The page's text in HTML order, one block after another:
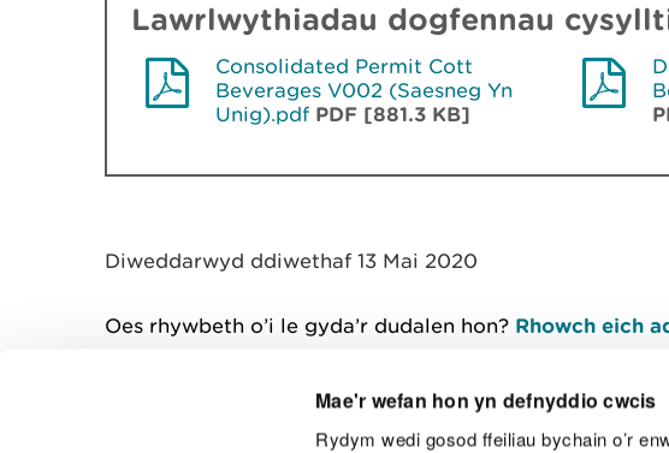
Mae'r wefan hon yn defnyddio cwcis
Rydym wedi gosod ffeiliau bychain o’r
Lawrlwythiadau dogfennau
Consolidated Permit Cott
Beverages V002 (Saesneg Yn
Unig).pdf PDF [881.3 KB]
Diweddarwyd ddiwethaf 13 Mai 2020
Oes rhywbeth o’i le gyda’r dudalen hon? Rhowch eich